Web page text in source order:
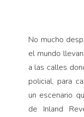
No mucho
el mundo
a las calles
policial, para
un escenario
de Inland